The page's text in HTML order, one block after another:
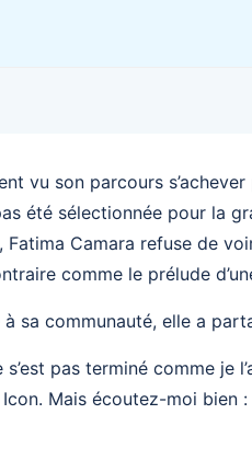
vu son parcours
été sélectionnée pour la
Camara refuse de
comme le prélude
sa communauté, elle a
pas terminé comme je
Mais écoutez-moi bien :